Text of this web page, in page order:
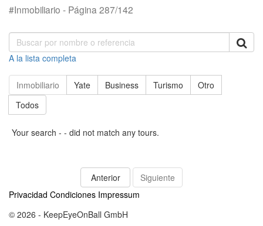
#Inmobiliario - Página 287/142
A la lista completa
Inmobiliario Yate Business Turismo
Otro
Todos
Your search - - did not match any tours.
Anterior
Siguiente
Privacidad Condiciones Impressum
© 2026 - KeepEyeOnBall GmbH